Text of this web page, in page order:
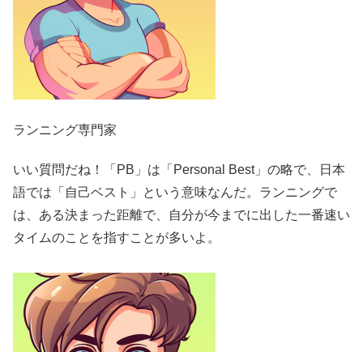
ランニング専門家
いい質問だね！「PB」は「Personal Best」の略で、日本
語では「自己ベスト」という意味なんだ。ランニングで
は、ある決まった距離で、自分が今までに出した一番速い
タイムのことを指すことが多いよ。